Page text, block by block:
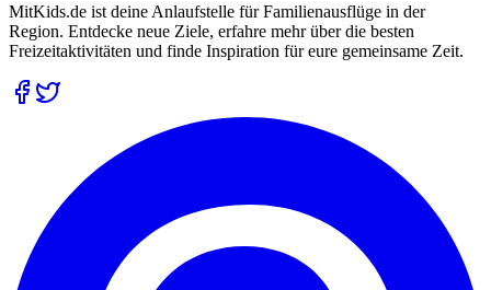
MitKids.de ist deine Anlaufstelle für Familienausflüge in der
Region. Entdecke neue Ziele, erfahre mehr über die besten
Freizeitaktivitäten und finde Inspiration für eure gemeinsame Zeit.